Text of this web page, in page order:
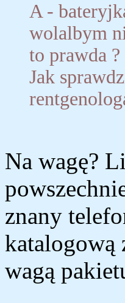
A -
wolalbym
to prawda ?
Jak
Na wagę?
znany
katalogową
wagą